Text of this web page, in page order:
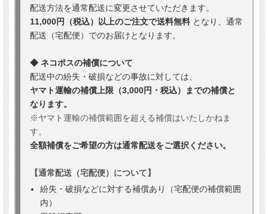
配送方法を通常配送に変更させていただきます。
11,000円（税込）以上のご注文で送料無料 となり、通常
配送（宅配便）でのお届けとなります。
◆ ネコポスの補償について
配送中の紛失・破損などの事故に対しては、
ヤマト運輸の補償上限（3,000円・税込）までの補償と
なります。
※ヤマト運輸の補償範囲を超える補償はいたしかねま
す。
全額補償をご希望の方は通常配送をご選択ください。
【通常配送（宅配便）について】
紛失・破損などに対する補償あり（宅配便の補償範囲
内）